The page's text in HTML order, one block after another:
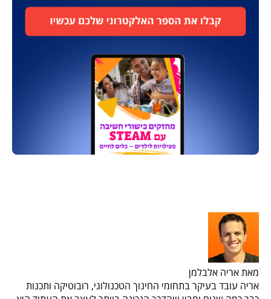
מאת אריה אלבלמן
אריה עובד בעיקר בתחומי החינוך הטכנולוגי, רובוטיקה ותכנות